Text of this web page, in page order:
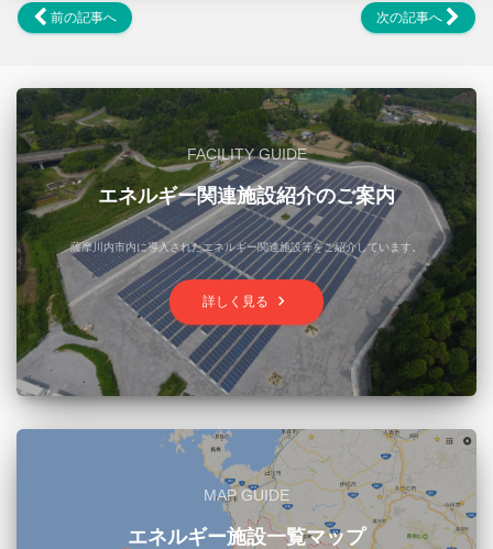
前の記事へ 次の記事へ
FACILITY GUIDE
エネルギー関連施設紹介のご案内
薩摩川内市内に導入されたエネルギー関連施設等をご紹介しています。
詳しく見る keyboard_arrow_right
MAP GUIDE
エネルギー施設一覧マップ